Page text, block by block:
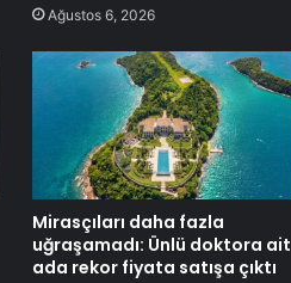
Ağustos 6, 2026
Mirasçıları daha fazla
uğraşamadı: Ünlü doktora ait
ada rekor fiyata satışa çıktı